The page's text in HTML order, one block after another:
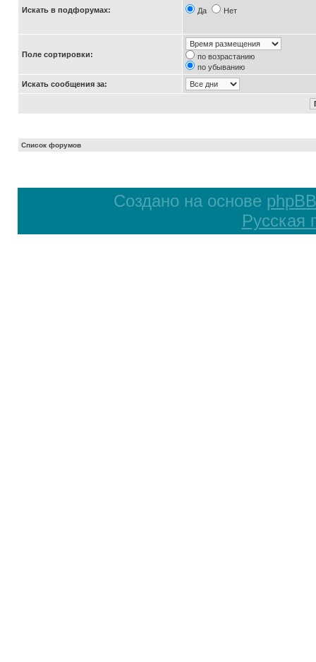
Искать в подфорумах: Да Нет
Поле сортировки:
по возрастанию
по убыванию
Искать сообщения за:
Список форумов
Создано на основе phpBB
Русская